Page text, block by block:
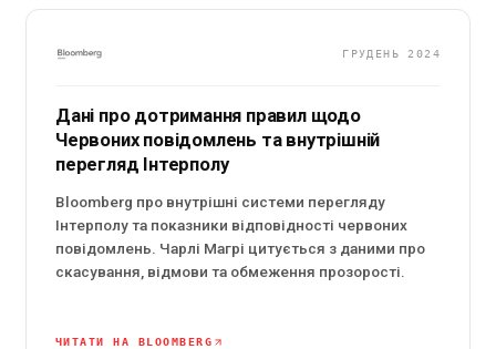
ГРУДЕНЬ 2024
Дані про дотримання правил щодо
Червоних повідомлень та внутрішній
перегляд Інтерполу
Bloomberg про внутрішні системи перегляду
Інтерполу та показники відповідності червоних
повідомлень. Чарлі Магрі цитується з даними про
скасування, відмови та обмеження прозорості.
ЧИТАТИ НА BLOOMBERG